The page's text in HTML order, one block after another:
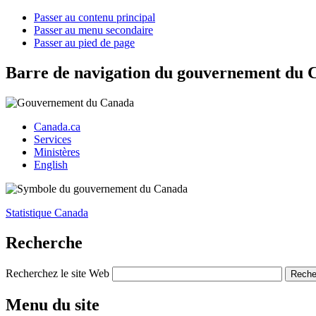
Passer au contenu principal
Passer au menu secondaire
Passer au pied de page
Barre de navigation du gouvernement du
Canada.ca
Services
Ministères
English
Statistique Canada
Recherche
Recherchez le site Web
Menu du site